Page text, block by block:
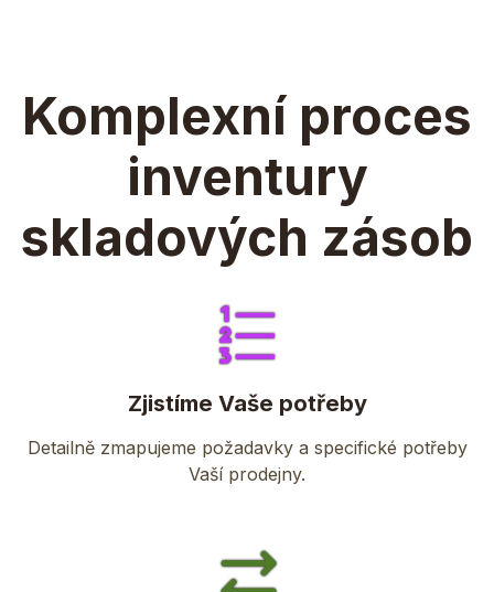
Komplexní proces
inventury
skladových zásob
Zjistíme Vaše potřeby
Detailně zmapujeme požadavky a specifické potřeby
Vaší prodejny.